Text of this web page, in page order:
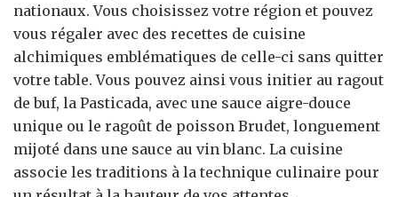
nationaux. Vous choisissez votre région et pouvez
vous régaler avec des recettes de cuisine
alchimiques emblématiques de celle-ci sans quitter
votre table. Vous pouvez ainsi vous initier au ragout
de buf, la Pasticada, avec une sauce aigre-douce
unique ou le ragoût de poisson Brudet, longuement
mijoté dans une sauce au vin blanc. La cuisine
associe les traditions à la technique culinaire pour